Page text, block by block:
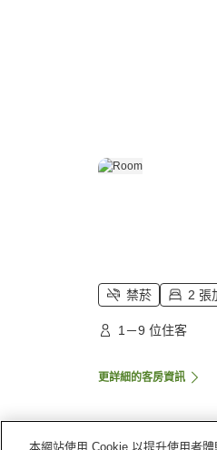
禁菸 2 張
1－9 位住客
更詳細的客房資訊
本網站使用 Cookie 以提升使用者